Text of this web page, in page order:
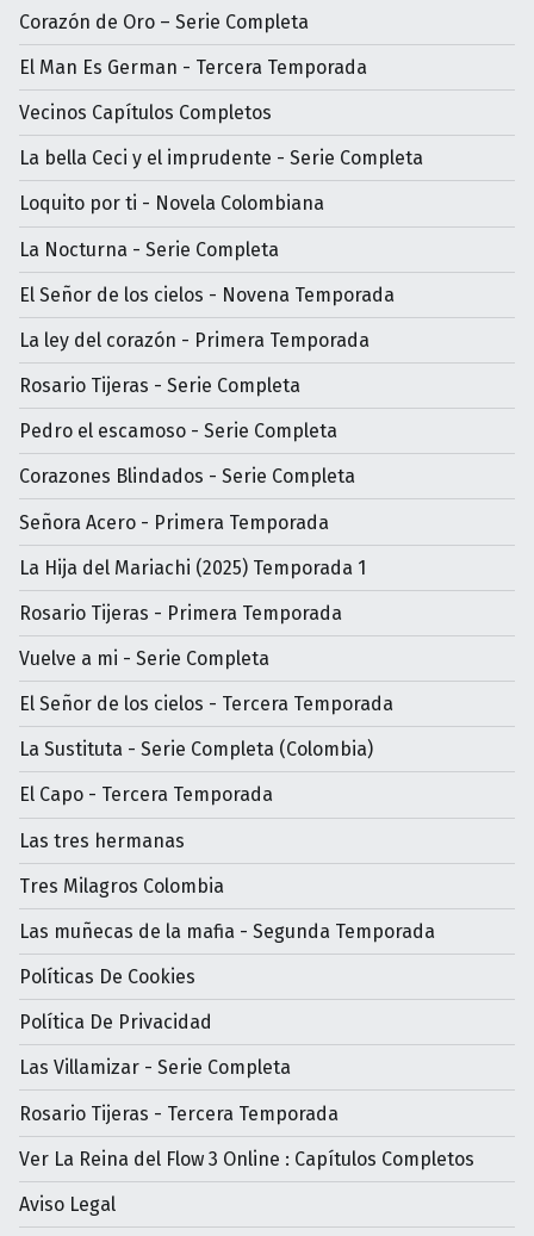
Corazón de Oro – Serie Completa
El Man Es German - Tercera Temporada
Vecinos Capítulos Completos
La bella Ceci y el imprudente - Serie Completa
Loquito por ti - Novela Colombiana
La Nocturna - Serie Completa
El Señor de los cielos - Novena Temporada
La ley del corazón - Primera Temporada
Rosario Tijeras - Serie Completa
Pedro el escamoso - Serie Completa
Corazones Blindados - Serie Completa
Señora Acero - Primera Temporada
La Hija del Mariachi (2025) Temporada 1
Rosario Tijeras - Primera Temporada
Vuelve a mi - Serie Completa
El Señor de los cielos - Tercera Temporada
La Sustituta - Serie Completa (Colombia)
El Capo - Tercera Temporada
Las tres hermanas
Tres Milagros Colombia
Las muñecas de la mafia - Segunda Temporada
Políticas De Cookies
Política De Privacidad
Las Villamizar - Serie Completa
Rosario Tijeras - Tercera Temporada
Ver La Reina del Flow 3 Online : Capítulos Completos
Aviso Legal